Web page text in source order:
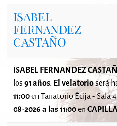
ISABEL
FERNANDEZ
CASTAÑO
ISABEL FERNANDEZ
los 91 años. El velatorioserá
11:00en Tanatorio Écija - Sala
08-2026 a las 11:00en